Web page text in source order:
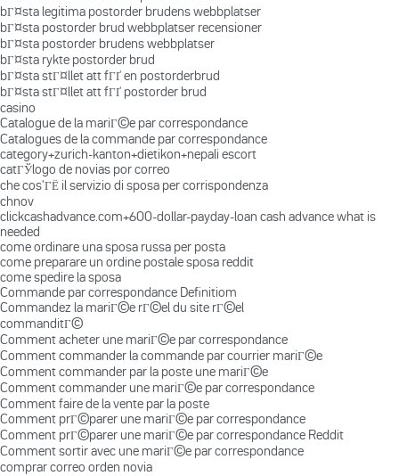
bГ¤sta legitima postorder brudens webbplatser
bГ¤sta postorder brud webbplatser recensioner
bГ¤sta postorder brudens webbplatser
bГ¤sta rykte postorder brud
bГ¤sta stГ¤llet att fГҐ en postorderbrud
bГ¤sta stГ¤llet att fГҐ postorder brud
casino
Catalogue de la mariГ©e par correspondance
Catalogues de la commande par correspondance
category+zurich-kanton+dietikon+nepali escort
catГЎlogo de novias por correo
che cos'ГЁ il servizio di sposa per corrispondenza
chnov
clickcashadvance.com+600-dollar-payday-loan cash advance what is
needed
come ordinare una sposa russa per posta
come preparare un ordine postale sposa reddit
come spedire la sposa
Commande par correspondance Definitiom
Commandez la mariГ©e rГ©el du site rГ©el
commanditГ©
Comment acheter une mariГ©e par correspondance
Comment commander la commande par courrier mariГ©e
Comment commander par la poste une mariГ©e
Comment commander une mariГ©e par correspondance
Comment faire de la vente par la poste
Comment prГ©parer une mariГ©e par correspondance
Comment prГ©parer une mariГ©e par correspondance Reddit
Comment sortir avec une mariГ©e par correspondance
comprar correo orden novia